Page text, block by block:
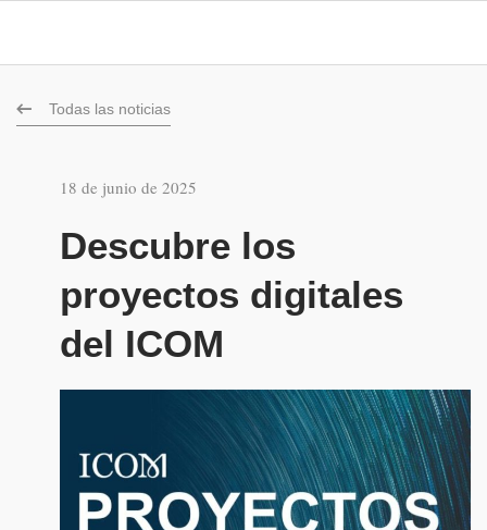
Todas las noticias
18 de junio de 2025
Descubre los
proyectos digitales
del ICOM